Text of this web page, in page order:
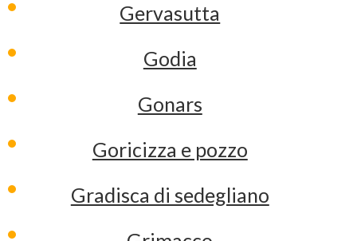
Gervasutta
Godia
Gonars
Goricizza e pozzo
Gradisca di sedegliano